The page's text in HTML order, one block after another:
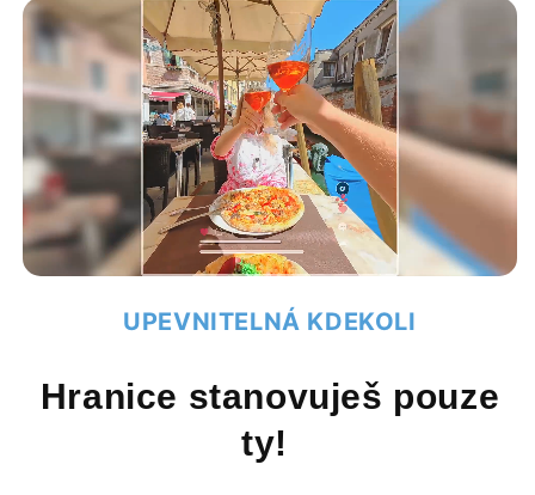
UPEVNITELNÁ KDEKOLI
Hranice stanovuješ pouze
ty!